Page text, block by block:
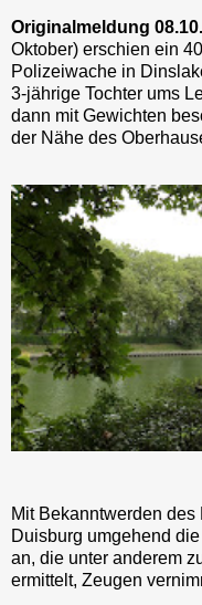
Originalmeldung
Oktober) erschien ein
Polizeiwache in
3-jährige Tochter ums
dann mit Gewichten
der Nähe des
Mit Bekanntwerden
Duisburg umgehend
an, die unter anderem
ermittelt, Zeugen